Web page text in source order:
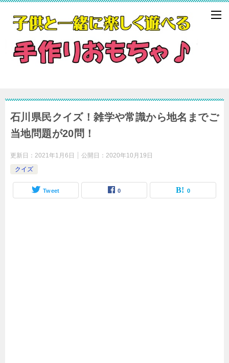
石川県民クイズ！雑学や常識から地名までご
当地問題が20問！
更新日： 2021年1月6日 公開日： 2020年10月19日
クイズ
Tweet 0 0